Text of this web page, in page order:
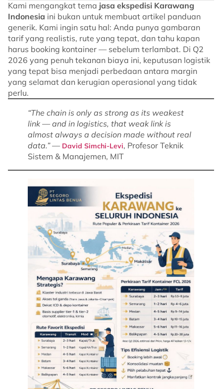
Kami mengangkat tema jasa ekspedisi Karawang
Indonesia ini bukan untuk membuat artikel panduan
generik. Kami ingin satu hal: Anda punya gambaran
tarif yang realistis, rute yang tepat, dan tahu kapan
harus booking kontainer — sebelum terlambat. Di Q2
2026 yang penuh tekanan biaya ini, keputusan logistik
yang tepat bisa menjadi perbedaan antara margin
yang selamat dan kerugian operasional yang tidak
perlu.
“The chain is only as strong as its weakest
link — and in logistics, that weak link is
almost always a decision made without real
data.”— David Simchi-Levi, Profesor Teknik
Sistem & Manajemen, MIT